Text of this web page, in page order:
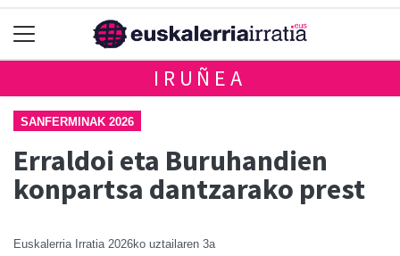
IRUÑEA
SANFERMINAK 2026
Erraldoi eta Buruhandien
konpartsa dantzarako prest
Euskalerria Irratia 2026ko uztailaren 3a